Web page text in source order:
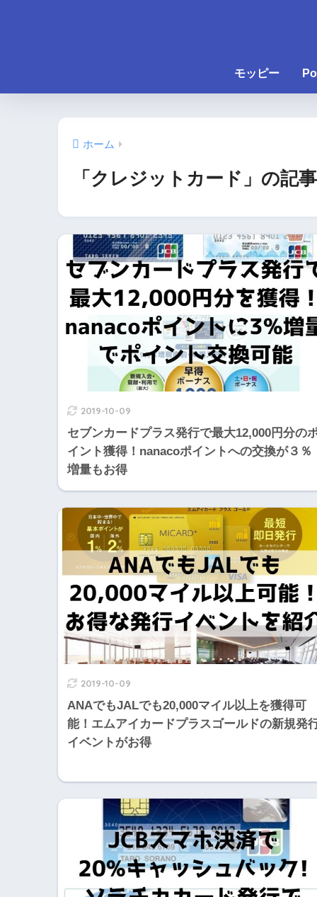
モッピー
ホーム
「クレジットカード」の記
2019-10-09
セブンカードプラス発行で最大12,000円分の
イント獲得！nanacoポイントへの交換が３％
増量もお得
2019-10-09
ANAでもJALでも20,000マイル以上を獲得可
能！エムアイカードプラスゴールドの新規発
イベントがお得